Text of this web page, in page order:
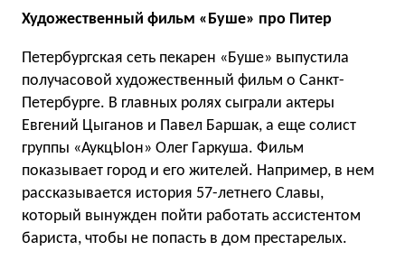
Художественный фильм «Буше» про Питер
Петербургская сеть пекарен «Буше» выпустила
получасовой художественный фильм о Санкт-
Петербурге. В главных ролях сыграли актеры
Евгений Цыганов и Павел Баршак, а еще солист
группы «АукцЫон» Олег Гаркуша. Фильм
показывает город и его жителей. Например, в нем
рассказывается история 57-летнего Славы,
который вынужден пойти работать ассистентом
бариста, чтобы не попасть в дом престарелых.